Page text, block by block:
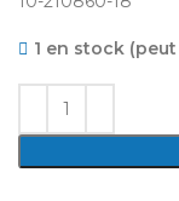
1 en stock